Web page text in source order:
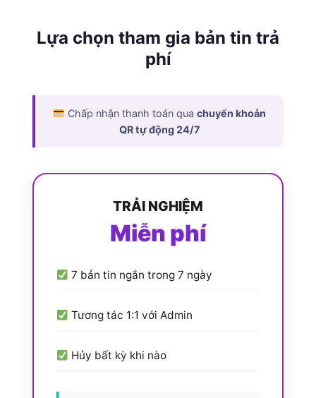
Lựa chọn tham gia bản tin trả
phí
Chấp nhận thanh toán qua chuyển khoản
QR tự động 24/7
TRẢI NGHIỆM
Miễn phí
7 bản tin ngắn trong 7 ngày
Tương tác 1:1 với Admin
Hủy bất kỳ khi nào